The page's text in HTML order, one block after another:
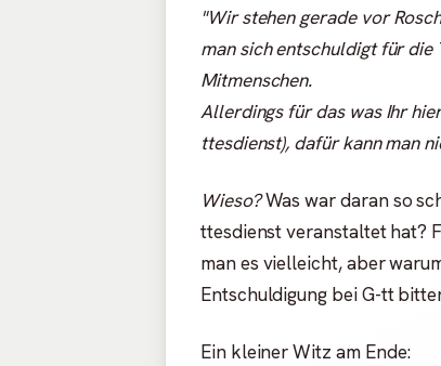
"Wir stehen gerade vor
man sich entschuldigt für die
Mitmenschen.
Allerdings für das was Ihr
ttesdienst), dafür kann man
Wieso?Was war daran so
ttesdienst veranstaltet hat?
man es vielleicht, aber
Entschuldigung bei G-tt
Ein kleiner Witz am Ende: